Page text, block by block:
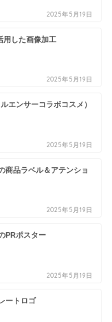
2025年5月19日
用した画像加工
2025年5月19日
エンサーコラボコスメ）
2025年5月19日
商品ラベル＆アテンショ
2025年5月19日
PRポスター
2025年5月19日
ートロゴ